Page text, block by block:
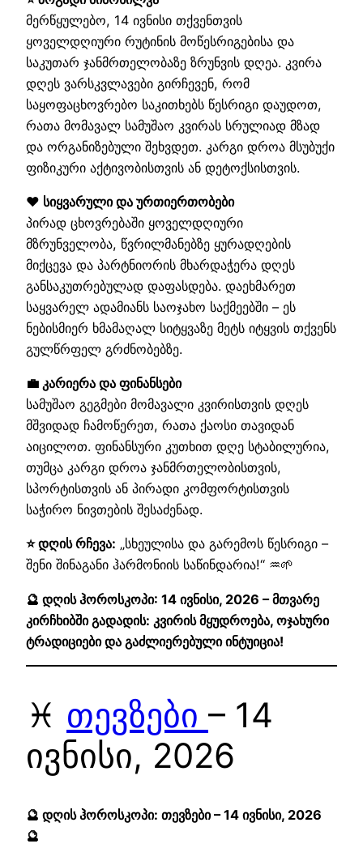
მერწყულებო, 14 ივნისი თქვენთვის
ყოველდღიური რუტინის მოწესრიგებისა და
საკუთარ ჯანმრთელობაზე ზრუნვის დღეა. კვირა
დღეს ვარსკვლავები გირჩევენ, რომ
საყოფაცხოვრებო საკითხებს წესრიგი დაუდოთ,
რათა მომავალ სამუშაო კვირას სრულიად მზად
და ორგანიზებული შეხვდეთ. კარგი დროა მსუბუქი
ფიზიკური აქტივობისთვის ან დეტოქსისთვის.
❤️ სიყვარული და ურთიერთობები
პირად ცხოვრებაში ყოველდღიური
მზრუნველობა, წვრილმანებზე ყურადღების
მიქცევა და პარტნიორის მხარდაჭერა დღეს
განსაკუთრებულად დაფასდება. დაეხმარეთ
საყვარელ ადამიანს საოჯახო საქმეებში – ეს
ნებისმიერ ხმამაღალ სიტყვაზე მეტს იტყვის თქვენს
გულწრფელ გრძნობებზე.
💼 კარიერა და ფინანსები
სამუშაო გეგმები მომავალი კვირისთვის დღეს
მშვიდად ჩამოწერეთ, რათა ქაოსი თავიდან
აიცილოთ. ფინანსური კუთხით დღე სტაბილურია,
თუმცა კარგი დროა ჯანმრთელობისთვის,
სპორტისთვის ან პირადი კომფორტისთვის
საჭირო ნივთების შესაძენად.
⭐ დღის რჩევა: „სხეულისა და გარემოს წესრიგი –
შენი შინაგანი ჰარმონიის საწინდარია!“ ♒🌱
🔮 დღის ჰოროსკოპი: 14 ივნისი, 2026 – მთვარე
კირჩხიბში გადადის: კვირის მყუდროება, ოჯახური
ტრადიციები და გაძლიერებული ინტუიცია!
♓ თევზები – 14
ივნისი, 2026
🔮 დღის ჰოროსკოპი: თევზები – 14 ივნისი, 2026
🔮